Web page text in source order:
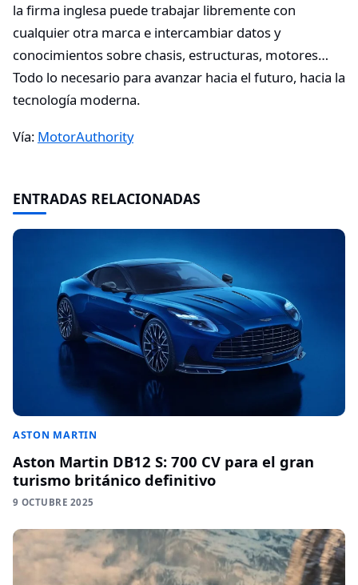
la firma inglesa puede trabajar libremente con
cualquier otra marca e intercambiar datos y
conocimientos sobre chasis, estructuras, motores…
Todo lo necesario para avanzar hacia el futuro, hacia la
tecnología moderna.
Vía: MotorAuthority
ENTRADAS RELACIONADAS
ASTON MARTIN
Aston Martin DB12 S: 700 CV para el gran
turismo británico definitivo
9 OCTUBRE 2025